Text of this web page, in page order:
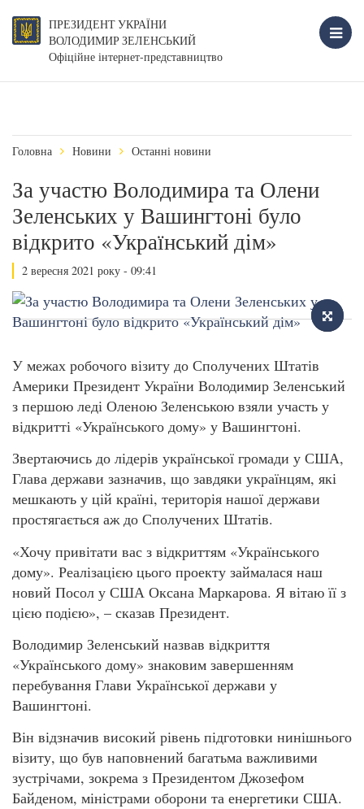
ПРЕЗИДЕНТ УКРАЇНИ
ВОЛОДИМИР ЗЕЛЕНСЬКИЙ
Офіційне інтернет-представництво
Головна Новини Останні новини
За участю Володимира та Олени
Зеленських у Вашингтоні було
відкрито «Український дім»
2 вересня 2021 року - 09:41
У межах робочого візиту до Сполучених Штатів
Америки Президент України Володимир Зеленський
з першою леді Оленою Зеленською взяли участь у
відкритті «Українського дому» у Вашингтоні.
Звертаючись до лідерів української громади у США,
Глава держави зазначив, що завдяки українцям, які
мешкають у цій країні, територія нашої держави
простягається аж до Сполучених Штатів.
«Хочу привітати вас з відкриттям «Українського
дому». Реалізацією цього проекту займалася наш
новий Посол у США Оксана Маркарова. Я вітаю її з
цією подією», – сказав Президент.
Володимир Зеленський назвав відкриття
«Українського дому» знаковим завершенням
перебування Глави Української держави у
Вашингтоні.
Він відзначив високий рівень підготовки нинішнього
візиту, що був наповнений багатьма важливими
зустрічами, зокрема з Президентом Джозефом
Байденом, міністрами оборони та енергетики США.